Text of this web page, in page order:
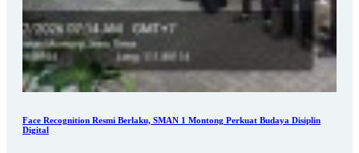
Face Recognition Resmi Berlaku, SMAN 1 Montong Perkuat Budaya Disiplin
Digital